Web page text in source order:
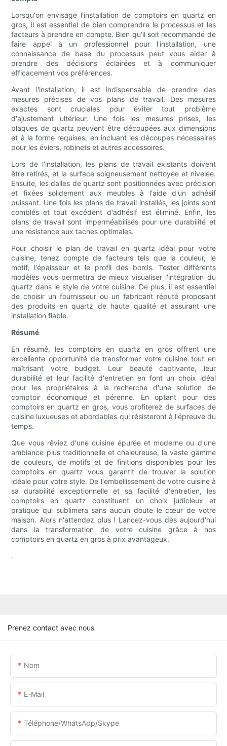
Lorsqu'on envisage l'installation de comptoirs en quartz en
gros, il est essentiel de bien comprendre le processus et les
facteurs à prendre en compte. Bien qu'il soit recommandé de
faire appel à un professionnel pour l'installation, une
connaissance de base du processus peut vous aider à
prendre des décisions éclairées et à communiquer
efficacement vos préférences.
Avant l'installation, il est indispensable de prendre des
mesures précises de vos plans de travail. Des mesures
exactes sont cruciales pour éviter tout problème
d'ajustement ultérieur. Une fois les mesures prises, les
plaques de quartz peuvent être découpées aux dimensions
et à la forme requises, en incluant les découpes nécessaires
pour les éviers, robinets et autres accessoires.
Lors de l'installation, les plans de travail existants doivent
être retirés, et la surface soigneusement nettoyée et nivelée.
Ensuite, les dalles de quartz sont positionnées avec précision
et fixées solidement aux meubles à l'aide d'un adhésif
puissant. Une fois les plans de travail installés, les joints sont
comblés et tout excédent d'adhésif est éliminé. Enfin, les
plans de travail sont imperméabilisés pour une durabilité et
une résistance aux taches optimales.
Pour choisir le plan de travail en quartz idéal pour votre
cuisine, tenez compte de facteurs tels que la couleur, le
motif, l'épaisseur et le profil des bords. Tester différents
modèles vous permettra de mieux visualiser l'intégration du
quartz dans le style de votre cuisine. De plus, il est essentiel
de choisir un fournisseur ou un fabricant réputé proposant
des produits en quartz de haute qualité et assurant une
installation fiable.
Résumé
En résumé, les comptoirs en quartz en gros offrent une
excellente opportunité de transformer votre cuisine tout en
maîtrisant votre budget. Leur beauté captivante, leur
durabilité et leur facilité d'entretien en font un choix idéal
pour les propriétaires à la recherche d'une solution de
comptoir économique et pérenne. En optant pour des
comptoirs en quartz en gros, vous profiterez de surfaces de
cuisine luxueuses et abordables qui résisteront à l'épreuve du
temps.
Que vous rêviez d'une cuisine épurée et moderne ou d'une
ambiance plus traditionnelle et chaleureuse, la vaste gamme
de couleurs, de motifs et de finitions disponibles pour les
comptoirs en quartz vous garantit de trouver la solution
idéale pour votre style. De l'embellissement de votre cuisine à
sa durabilité exceptionnelle et sa facilité d'entretien, les
comptoirs en quartz constituent un choix judicieux et
pratique qui sublimera sans aucun doute le cœur de votre
maison. Alors n'attendez plus ! Lancez-vous dès aujourd'hui
dans la transformation de votre cuisine grâce à nos
comptoirs en quartz en gros à prix avantageux.
.
Prenez contact avec nous
Nom
E-Mail
Téléphone/WhatsApp/Skype